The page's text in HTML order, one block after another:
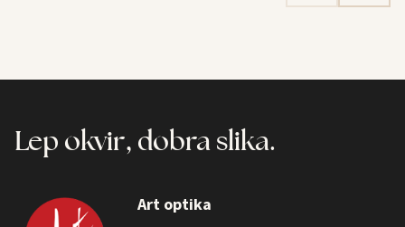
Lep okvir, dobra slika.
Art optika